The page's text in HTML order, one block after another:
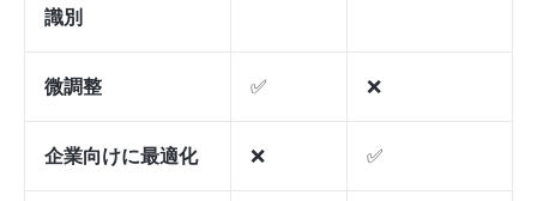
識別
微調整 ✅ ❌
企業向けに最適化 ❌ ✅